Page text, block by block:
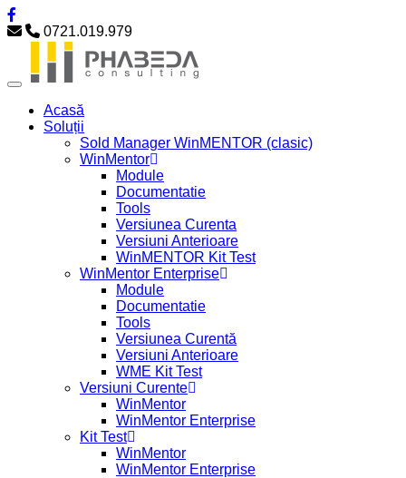
0721.019.979
Acasă
Soluții
Sold Manager WinMENTOR (clasic)
WinMentor
Module
Documentatie
Tools
Versiunea Curenta
Versiuni Anterioare
WinMENTOR Kit Test
WinMentor Enterprise
Module
Documentatie
Tools
Versiunea Curentă
Versiuni Anterioare
WME Kit Test
Versiuni Curente
WinMentor
WinMentor Enterprise
Kit Test
WinMentor
WinMentor Enterprise